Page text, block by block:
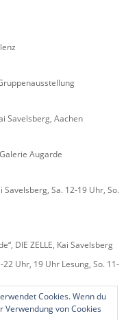
Savelsberg, Aachen
Augarde
Sa. 12-19 Uhr, So.
DIE ZELLE, Kai Savelsberg
Uhr, 19 Uhr Lesung, So. 11-
Cookies. Wenn du
von Cookies